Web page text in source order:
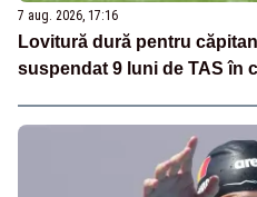
7 aug. 2026, 17:16
Lovitură dură pentru
suspendat 9 luni de TAS în